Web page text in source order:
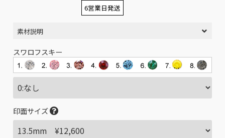
6営業日発送
素材説明
スワロフスキー
印面サイズ